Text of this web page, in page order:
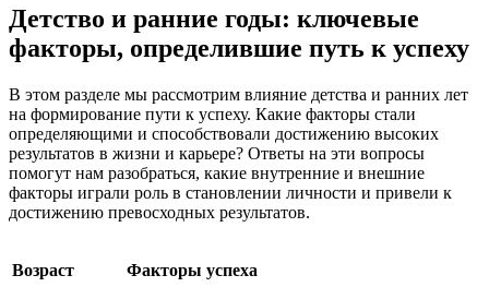
Детство и ранние годы: ключевые
факторы, определившие путь к успеху
В этом разделе мы рассмотрим влияние детства и ранних лет
на формирование пути к успеху. Какие факторы стали
определяющими и способствовали достижению высоких
результатов в жизни и карьере? Ответы на эти вопросы
помогут нам разобраться, какие внутренние и внешние
факторы играли роль в становлении личности и привели к
достижению превосходных результатов.
Возраст Факторы успеха